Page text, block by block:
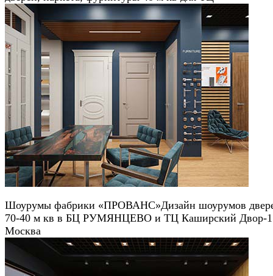
Шоурумы фабрики «ПРОВАНС»Дизайн шоурумов
70-40 м кв в БЦ РУМЯНЦЕВО и ТЦ Каширский Двор-1
Москва